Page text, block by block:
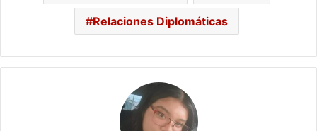
Relaciones Diplomáticas